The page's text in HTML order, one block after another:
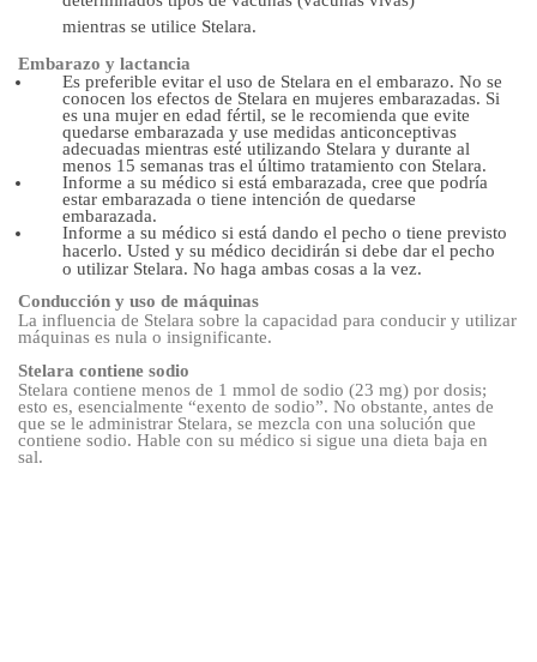
mientras se utilice Stelara.
Embarazo y lactancia
Es preferible evitar el uso de Stelara en el embarazo. No se
conocen los efectos de Stelara en mujeres embarazadas. Si
es una mujer en edad fértil, se le recomienda que evite
quedarse embarazada y use medidas anticonceptivas
adecuadas mientras esté utilizando Stelara y durante al
menos 15 semanas tras el último tratamiento con Stelara.
Informe a su médico si está embarazada, cree que podría
estar embarazada o tiene intención de quedarse
embarazada.
Informe a su médico si está dando el pecho o tiene previsto
hacerlo. Usted y su médico decidirán si debe dar el pecho
o utilizar Stelara. No haga ambas cosas a la vez.
Conducción y uso de máquinas
La influencia de Stelara sobre la capacidad para conducir y utilizar
máquinas es nula o insignificante.
Stelara contiene sodio
Stelara contiene menos de 1 mmol de sodio (23 mg) por dosis;
esto es, esencialmente “exento de sodio”. No obstante, antes de
que se le administrar Stelara, se mezcla con una solución que
contiene sodio. Hable con su médico si sigue una dieta baja en
sal.